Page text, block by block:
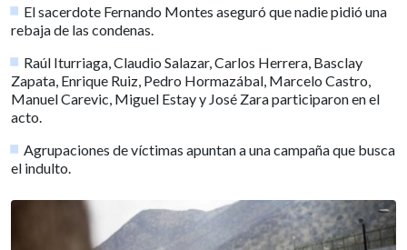
El sacerdote Fernando Montes aseguró que nadie pidió una
rebaja de las condenas.
Raúl Iturriaga, Claudio Salazar, Carlos Herrera, Basclay
Zapata, Enrique Ruiz, Pedro Hormazábal, Marcelo Castro,
Manuel Carevic, Miguel Estay y José Zara participaron en el
acto.
Agrupaciones de víctimas apuntan a una campaña que busca
el indulto.